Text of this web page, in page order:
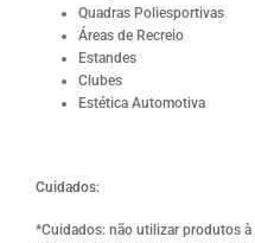
Quadras Poliesportivas
Áreas de Recreio
Estandes
Clubes
Estética Automotiva
Cuidados:
*Cuidados: não utilizar produtos